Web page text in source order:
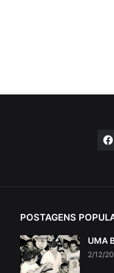
POSTAGENS
UMA
2/12/